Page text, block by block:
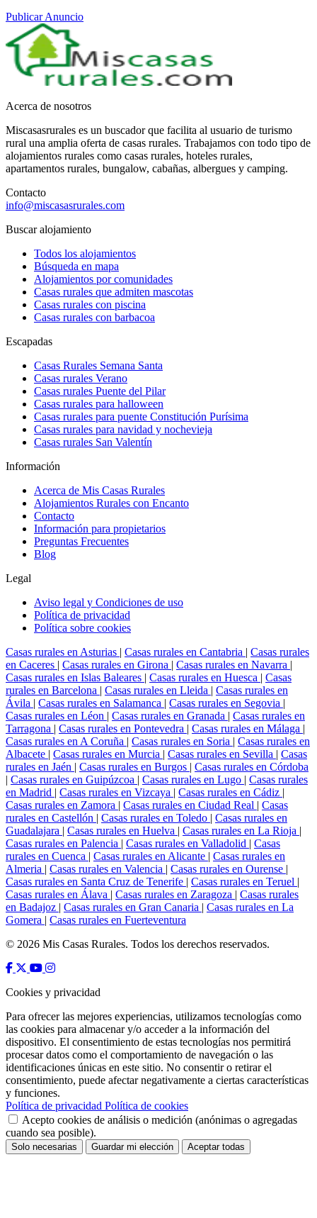
Publicar Anuncio
Acerca de nosotros
Miscasasrurales es un buscador que facilita al usuario de turismo
rural una amplia oferta de casas rurales. Trabajamos con todo tipo de
alojamientos rurales como casas rurales, hoteles rurales,
apartamentos rurales, bungalow, cabañas, albergues y camping.
Contacto
info@miscasasrurales.com
Buscar alojamiento
Todos los alojamientos
Búsqueda en mapa
Alojamientos por comunidades
Casas rurales que admiten mascotas
Casas rurales con piscina
Casas rurales con barbacoa
Escapadas
Casas Rurales Semana Santa
Casas rurales Verano
Casas rurales Puente del Pilar
Casas rurales para halloween
Casas rurales para puente Constitución Purísima
Casas rurales para navidad y nochevieja
Casas rurales San Valentín
Información
Acerca de Mis Casas Rurales
Alojamientos Rurales con Encanto
Contacto
Información para propietarios
Preguntas Frecuentes
Blog
Legal
Aviso legal y Condiciones de uso
Política de privacidad
Política sobre cookies
Casas rurales en Asturias | Casas rurales en Cantabria | Casas rurales
en Caceres | Casas rurales en Girona | Casas rurales en Navarra |
Casas rurales en Islas Baleares | Casas rurales en Huesca | Casas
rurales en Barcelona | Casas rurales en Lleida | Casas rurales en
Ávila | Casas rurales en Salamanca | Casas rurales en Segovia |
Casas rurales en Léon | Casas rurales en Granada | Casas rurales en
Tarragona | Casas rurales en Pontevedra | Casas rurales en Málaga |
Casas rurales en A Coruña | Casas rurales en Soria | Casas rurales en
Albacete | Casas rurales en Murcia | Casas rurales en Sevilla | Casas
rurales en Jaén | Casas rurales en Burgos | Casas rurales en Córdoba
| Casas rurales en Guipúzcoa | Casas rurales en Lugo | Casas rurales
en Madrid | Casas rurales en Vizcaya | Casas rurales en Cádiz |
Casas rurales en Zamora | Casas rurales en Ciudad Real | Casas
rurales en Castellón | Casas rurales en Toledo | Casas rurales en
Guadalajara | Casas rurales en Huelva | Casas rurales en La Rioja |
Casas rurales en Palencia | Casas rurales en Valladolid | Casas
rurales en Cuenca | Casas rurales en Alicante | Casas rurales en
Almeria | Casas rurales en Valencia | Casas rurales en Ourense |
Casas rurales en Santa Cruz de Tenerife | Casas rurales en Teruel |
Casas rurales en Álava | Casas rurales en Zaragoza | Casas rurales
en Badajoz | Casas rurales en Gran Canaria | Casas rurales en La
Gomera | Casas rurales en Fuerteventura
© 2026 Mis Casas Rurales. Todos los derechos reservados.
Cookies y privacidad
Para ofrecer las mejores experiencias, utilizamos tecnologías como
las cookies para almacenar y/o acceder a la información del
dispositivo. El consentimiento de estas tecnologías nos permitirá
procesar datos como el comportamiento de navegación o las
identificaciones únicas en este sitio. No consentir o retirar el
consentimiento, puede afectar negativamente a ciertas características
y funciones.
Política de privacidad Política de cookies
Acepto cookies de análisis o medición (anónimas o agregadas
cuando sea posible).
Solo necesarias Guardar mi elección Aceptar todas